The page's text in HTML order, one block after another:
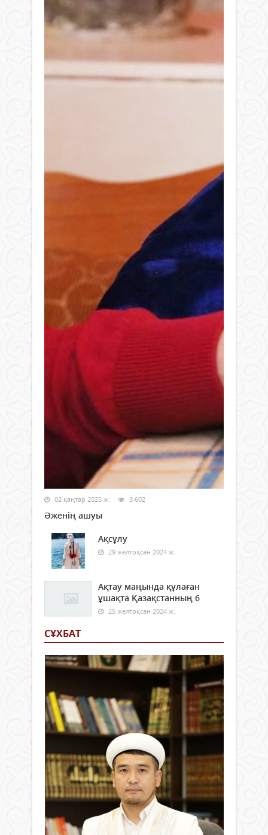
02 қаңтар 2025 ж. 3 602
Әженің ашуы
Ақсұлу
29 желтоқсан 2024 ж.
Ақтау маңында құлаған
ұшақта Қазақстанның 6
25 желтоқсан 2024 ж.
СҰХБАТ